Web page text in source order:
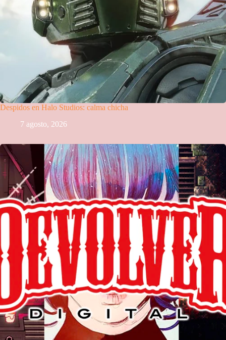
Despidos en Halo Studios: calma chicha
7 agosto, 2026